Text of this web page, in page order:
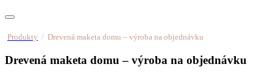
Produkty / Drevená maketa domu – výroba na objednávku
Drevená maketa domu – výroba na objednávku